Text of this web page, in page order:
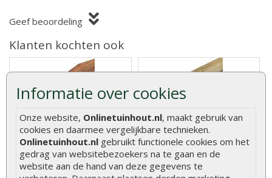
Informatie over cookies
Onze website, Onlinetuinhout.nl, maakt gebruik van
cookies en daarmee vergelijkbare technieken.
Onlinetuinhout.nl gebruikt functionele cookies om het
gedrag van websitebezoekers na te gaan en de
website aan de hand van deze gegevens te
Geef beoordeling
Klanten kochten ook
Hardhouten Azobé
tuinpaal 7x7 cm
fijnbezaagd
De Hardhouten Palen Azobé
7 x 7 cm Fijnbezaagd bieden
Tuinpaal geïmpregneerd
grenen 6,8 x 6,8 x 270 cm
De Tuinpaal Geïmpregneerd
Grenen 6.8 x 6.8 x 270 cm is